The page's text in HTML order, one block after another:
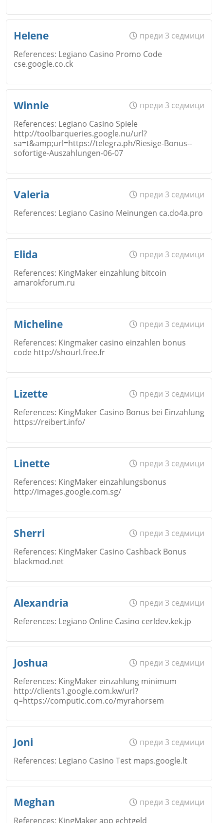
Email
Коментар*
Откажи
Email
Коментар*
Helene
преди 3 седмици
References: Legiano Casino Promo Code
cse.google.co.ck
Email
Winnie
преди 3 седмици
References: Legiano Casino Spiele
http://toolbarqueries.google.nu/url?
sa=t&amp;url=https://telegra.ph/Riesige-Bonus--
sofortige-Auszahlungen-06-07
Email
Valeria
преди 3 седмици
References: Legiano Casino Meinungen ca.do4a.pro
Email
Коментар*
Откажи
Elida
преди 3 седмици
References: KingMaker einzahlung bitcoin
amarokforum.ru
Email
Коментар*
Откажи
Micheline
преди 3 седмици
References: Kingmaker casino einzahlen bonus
code http://shourl.free.fr
Email
Коментар*
Откажи
Lizette
преди 3 седмици
References: KingMaker Casino Bonus bei Einzahlung
https://reibert.info/
Email
Коментар*
Откажи
Linette
преди 3 седмици
References: KingMaker einzahlungsbonus
http://images.google.com.sg/
Email
Откажи
Sherri
преди 3 седмици
References: KingMaker Casino Cashback Bonus
blackmod.net
Email
Коментар*
Откажи
Alexandria
преди 3 седмици
References: Legiano Online Casino cerldev.kek.jp
Email
Коментар*
Joshua
преди 3 седмици
References: KingMaker einzahlung minimum
http://clients1.google.com.kw/url?
q=https://computic.com.co/myrahorsem
Email
Joni
преди 3 седмици
References: Legiano Casino Test maps.google.lt
Meghan
преди 3 седмици
References: KingMaker app echtgeld